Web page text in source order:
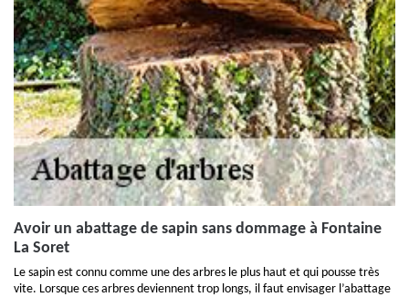
Avoir un abattage de sapin sans dommage à Fontaine
La Soret
Le sapin est connu comme une des arbres le plus haut et qui pousse très
vite. Lorsque ces arbres deviennent trop longs, il faut envisager l’abattage